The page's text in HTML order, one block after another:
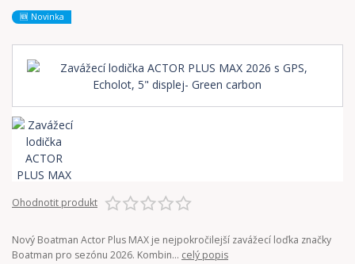
🆕 Novinka
Ohodnotit produkt
Nový Boatman Actor Plus MAX je nejpokročilejší zavážecí loďka značky
Boatman pro sezónu 2026. Kombin... celý popis